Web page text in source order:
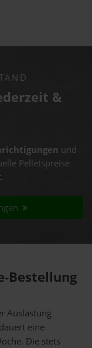
&
und
Pelletspreise
Bestellung
Auslastung
eine
Die stets